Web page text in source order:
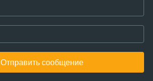
Отправить сообщение